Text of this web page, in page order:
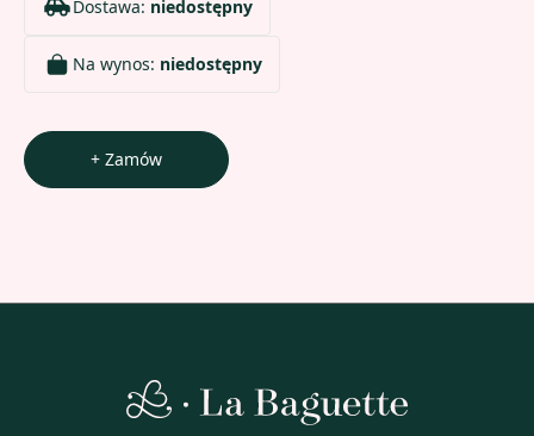
Dostawa: niedostępny
Na wynos: niedostępny
+ Zamów